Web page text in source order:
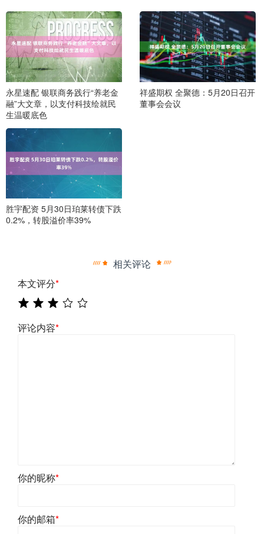
永星速配 银联商务践行“养老金
融”大文章，以支付科技绘就民
生温暖底色
祥盛期权 全聚德：5月20日召开
董事会会议
胜宇配资 5月30日珀莱转债下跌
0.2%，转股溢价率39%
相关评论
本文评分*
评论内容*
你的昵称*
你的邮箱*